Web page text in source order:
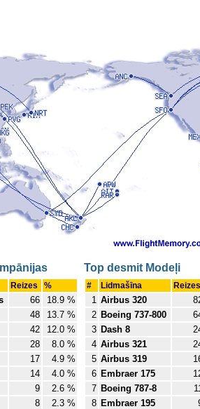
Reizes %
66
18.9 %
48
13.7 %
42
12.0 %
28
8.0 %
17
4.9 %
14
4.0 %
9
2.6 %
8 2.3 %
Top desmit Modeļi
# Lidmašīna Reizes
1 Airbus 320
2 Boeing 737-800
3 Dash 8
4 Airbus 321
5 Airbus 319
6 Embraer 175
7 Boeing 787-8
8 Embraer 195